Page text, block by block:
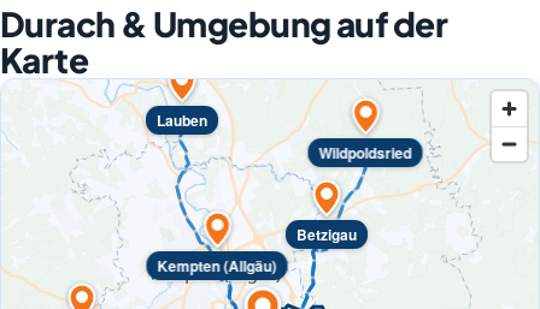
Durach & Umgebung auf der
Karte
Kempten (Allgäu)
Betzigau
Wildpoldsried
Lauben